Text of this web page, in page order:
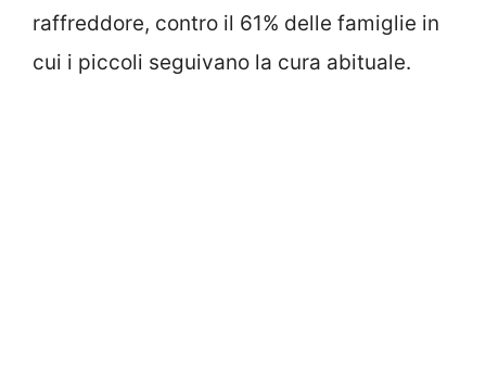
raffreddore, contro il 61% delle famiglie in
cui i piccoli seguivano la cura abituale.